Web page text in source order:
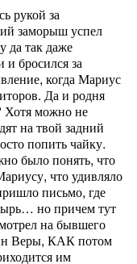
рукой за
заморыш успел
да так даже
бросился за
когда Мариус
Да и родня
Хотя можно не
на твой задний
попить чайку.
было понять, что
что удивляло
письмо, где
но причем тут
на бывшего
Веры, КАК потом
им